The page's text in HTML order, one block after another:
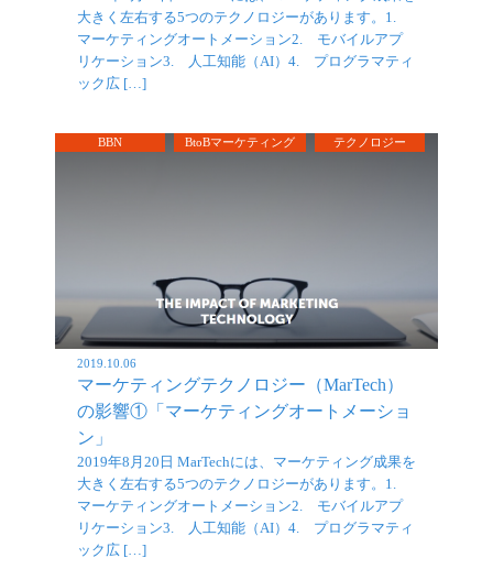
大きく左右する5つのテクノロジーがあります。1.
マーケティングオートメーション2. モバイルアプ
リケーション3. 人工知能（AI）4. プログラマティ
ック広 […]
BBN BtoBマーケティング テクノロジー
2019.10.06
マーケティングテクノロジー（MarTech）
の影響①「マーケティングオートメーショ
ン」
2019年8月20日 MarTechには、マーケティング成果を
大きく左右する5つのテクノロジーがあります。1.
マーケティングオートメーション2. モバイルアプ
リケーション3. 人工知能（AI）4. プログラマティ
ック広 […]